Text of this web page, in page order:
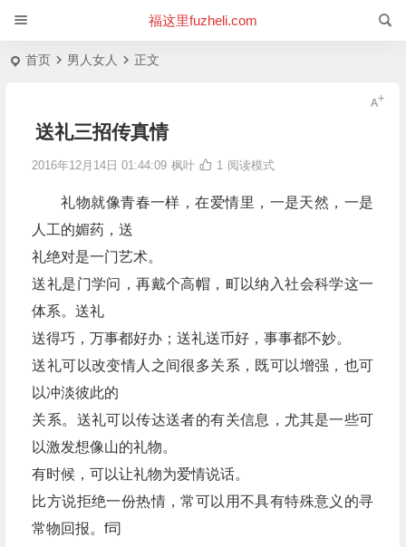
福这里fuzheli.com
首页 男人女人 正文
送礼三招传真情
2016年12月14日 01:44:09 枫叶 1 阅读模式
礼物就像青春一样，在爱情里，一是天然，一是
人工的媚药，送
礼绝对是一门艺术。
送礼是门学问，再戴个高帽，町以纳入社会科学这一
体系。送礼
送得巧，万事都好办；送礼送币好，事事都不妙。
送礼可以改变情人之间很多关系，既可以增强，也可
以冲淡彼此的
关系。送礼可以传达送者的有关信息，尤其是一些可
以激发想像山的礼物。
有时候，可以让礼物为爱情说话。
比方说拒绝一份热情，常可以用不具有特殊意义的寻
常物回报。f司